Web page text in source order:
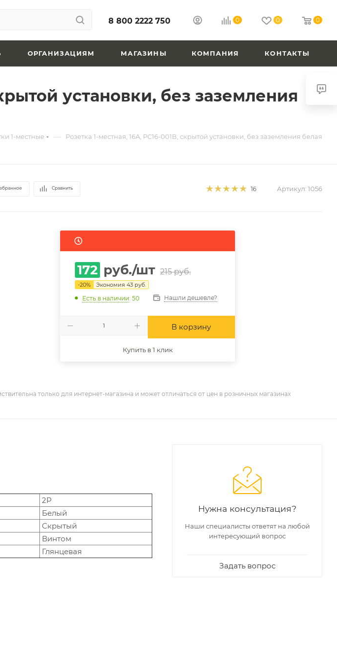
8 800 2222 750 0 0 0
ОРГАНИЗАЦИЯМ МАГАЗИНЫ КОМПАНИЯ КОНТАКТЫ
установки, без заземления
1-местные — Розетка 1-местная, 16A, РС16-001В, скрытой установки, без заземления белая
Сравнить 16 Артикул: 1056
172 руб./шт 215руб.
-20% Экономия43 руб.
Есть в наличии: 50 Нашли дешевле?
В корзину
Купить в 1 клик
только для интернет-магазина и может отличаться от цен в розничных магазинах
2P
Белый
Скрытый
Винтом
Глянцевая
Нужна консультация?
Наши специалисты ответят на любой
интересующий вопрос
Задать вопрос